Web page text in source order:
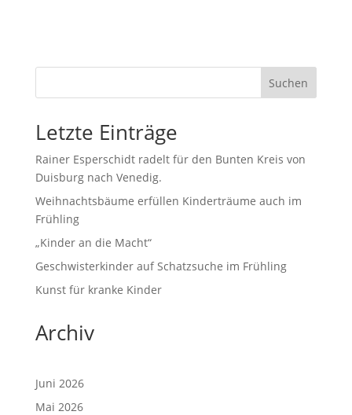
Suchen
Letzte Einträge
Rainer Esperschidt radelt für den Bunten Kreis von
Duisburg nach Venedig.
Weihnachtsbäume erfüllen Kinderträume auch im
Frühling
„Kinder an die Macht“
Geschwisterkinder auf Schatzsuche im Frühling
Kunst für kranke Kinder
Archiv
Juni 2026
Mai 2026